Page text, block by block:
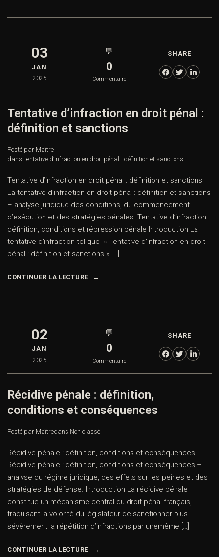
03
JAN
2026
💬
0
Commentaire
SHARE
Tentative d’infraction en droit pénal :
définition et sanctions
Posté par Maître
dans Tentative d’infraction en droit pénal : définition et sanctions
Tentative d’infraction en droit pénal : définition et sanctions
La tentative d’infraction en droit pénal : définition et sanctions
– analyse juridique des conditions, du commencement
d’exécution et des stratégies pénales. Tentative d’infraction :
définition, conditions et répression pénale Introduction La
tentative d’infraction tel que » Tentative d’infraction en droit
pénal : définition et sanctions » […]
CONTINUER LA LECTURE
02
JAN
2026
💬
0
Commentaire
SHARE
Récidive pénale : définition,
conditions et conséquences
Posté par Maîtredans Non classé
Récidive pénale : définition, conditions et conséquences
Récidive pénale : définition, conditions et conséquences –
analyse du régime juridique, des effets sur les peines et des
stratégies de défense. Introduction La récidive pénale
constitue un mécanisme central du droit pénal français,
traduisant la volonté du législateur de sanctionner plus
sévèrement la répétition d’infractions par unemême […]
CONTINUER LA LECTURE